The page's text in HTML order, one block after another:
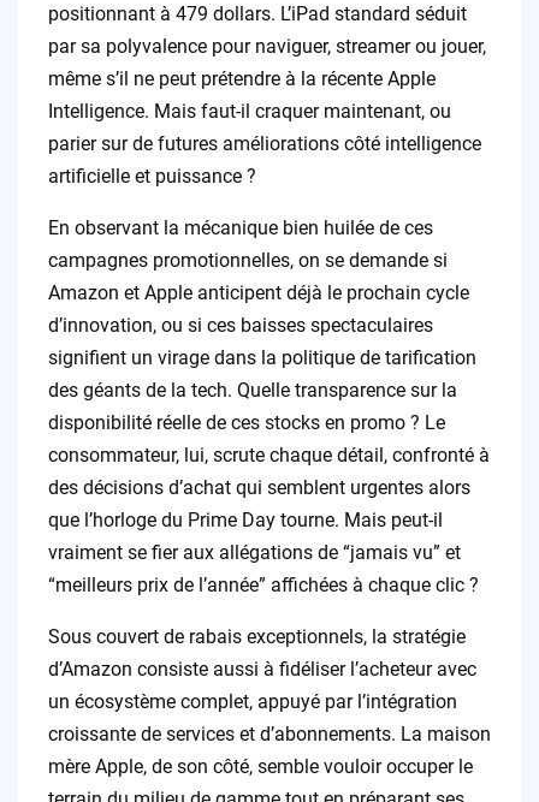
positionnant à 479 dollars. L’iPad standard séduit
par sa polyvalence pour naviguer, streamer ou jouer,
même s’il ne peut prétendre à la récente Apple
Intelligence. Mais faut-il craquer maintenant, ou
parier sur de futures améliorations côté intelligence
artificielle et puissance ?
En observant la mécanique bien huilée de ces
campagnes promotionnelles, on se demande si
Amazon et Apple anticipent déjà le prochain cycle
d’innovation, ou si ces baisses spectaculaires
signifient un virage dans la politique de tarification
des géants de la tech. Quelle transparence sur la
disponibilité réelle de ces stocks en promo ? Le
consommateur, lui, scrute chaque détail, confronté à
des décisions d’achat qui semblent urgentes alors
que l’horloge du Prime Day tourne. Mais peut-il
vraiment se fier aux allégations de “jamais vu” et
“meilleurs prix de l’année” affichées à chaque clic ?
Sous couvert de rabais exceptionnels, la stratégie
d’Amazon consiste aussi à fidéliser l’acheteur avec
un écosystème complet, appuyé par l’intégration
croissante de services et d’abonnements. La maison
mère Apple, de son côté, semble vouloir occuper le